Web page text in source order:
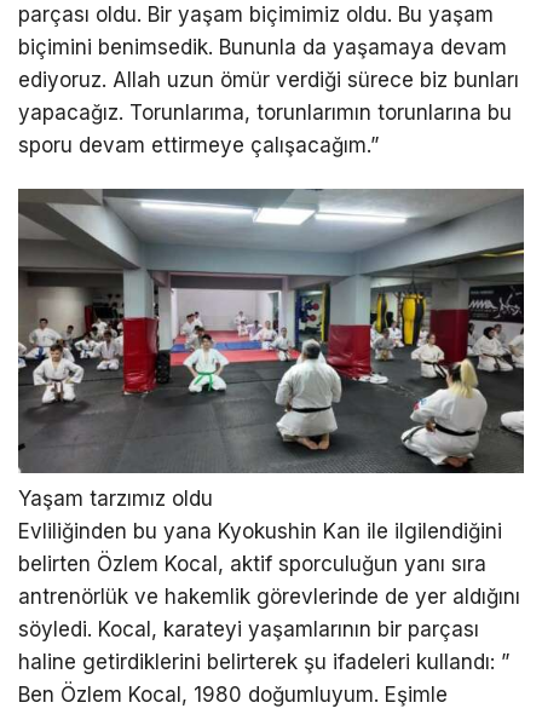
parçası oldu. Bir yaşam biçimimiz oldu. Bu yaşam
biçimini benimsedik. Bununla da yaşamaya devam
ediyoruz. Allah uzun ömür verdiği sürece biz bunları
yapacağız. Torunlarıma, torunlarımın torunlarına bu
sporu devam ettirmeye çalışacağım.”
Yaşam tarzımız oldu
Evliliğinden bu yana Kyokushin Kan ile ilgilendiğini
belirten Özlem Kocal, aktif sporculuğun yanı sıra
antrenörlük ve hakemlik görevlerinde de yer aldığını
söyledi. Kocal, karateyi yaşamlarının bir parçası
haline getirdiklerini belirterek şu ifadeleri kullandı: ”
Ben Özlem Kocal, 1980 doğumluyum. Eşimle